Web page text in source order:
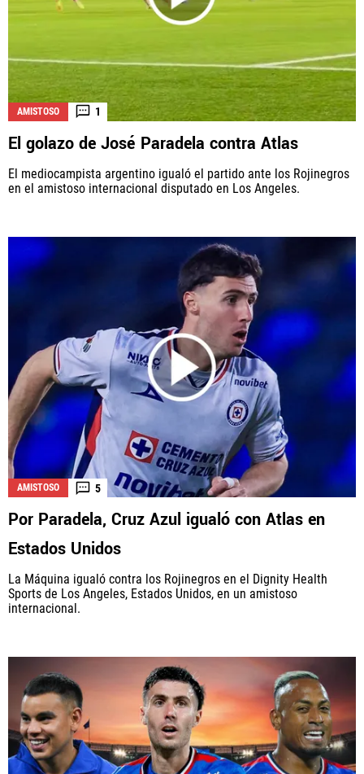
AMISTOSO 1
El golazo de José Paradela contra Atlas
El mediocampista argentino igualó el partido ante los Rojinegros
en el amistoso internacional disputado en Los Angeles.
AMISTOSO 5
Por Paradela, Cruz Azul igualó con Atlas en
Estados Unidos
La Máquina igualó contra los Rojinegros en el Dignity Health
Sports de Los Angeles, Estados Unidos, en un amistoso
internacional.